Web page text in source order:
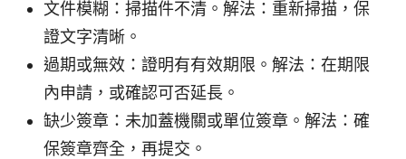
文件模糊：掃描件不清。解法：重新掃描，保
證文字清晰。
過期或無效：證明有有效期限。解法：在期限
內申請，或確認可否延長。
缺少簽章：未加蓋機關或單位簽章。解法：確
保簽章齊全，再提交。